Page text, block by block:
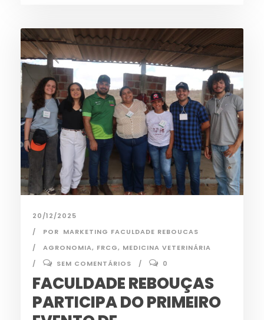
20/12/2025
POR MARKETING FACULDADE REBOUCAS
AGRONOMIA, FRCG, MEDICINA VETERINÁRIA
SEM COMENTÁRIOS
0
FACULDADE REBOUÇAS
PARTICIPA DO PRIMEIRO